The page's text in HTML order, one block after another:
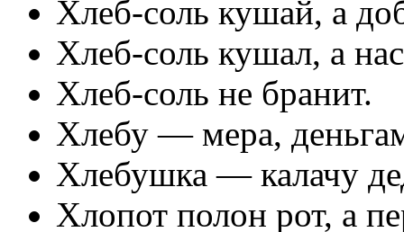
Хлеб-соль кушай, а
Хлеб-соль кушал, а
Хлеб-соль не бранит.
Хлебу — мера,
Хлебушка — калачу
Хлопот полон рот, а